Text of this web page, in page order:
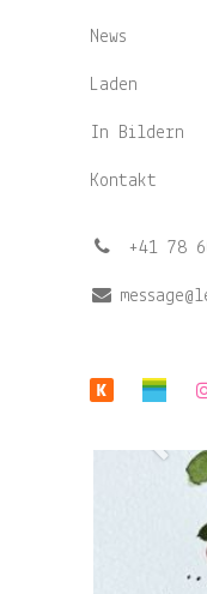
News
Laden
In Bildern
Kontakt
+41 78